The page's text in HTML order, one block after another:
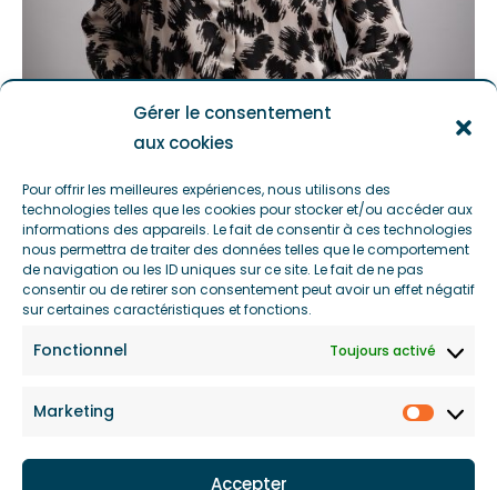
Gérer le consentement
aux cookies
Pour offrir les meilleures expériences, nous utilisons des
technologies telles que les cookies pour stocker et/ou accéder aux
informations des appareils. Le fait de consentir à ces technologies
nous permettra de traiter des données telles que le comportement
de navigation ou les ID uniques sur ce site. Le fait de ne pas
consentir ou de retirer son consentement peut avoir un effet négatif
sur certaines caractéristiques et fonctions.
Fonctionnel Toujours activé
Marketing
Accepter
Anne VITTORI-MAZZOLENI, médiateure d'entreprise
assermentée et directrice du centre SOS MEDI'AGIR